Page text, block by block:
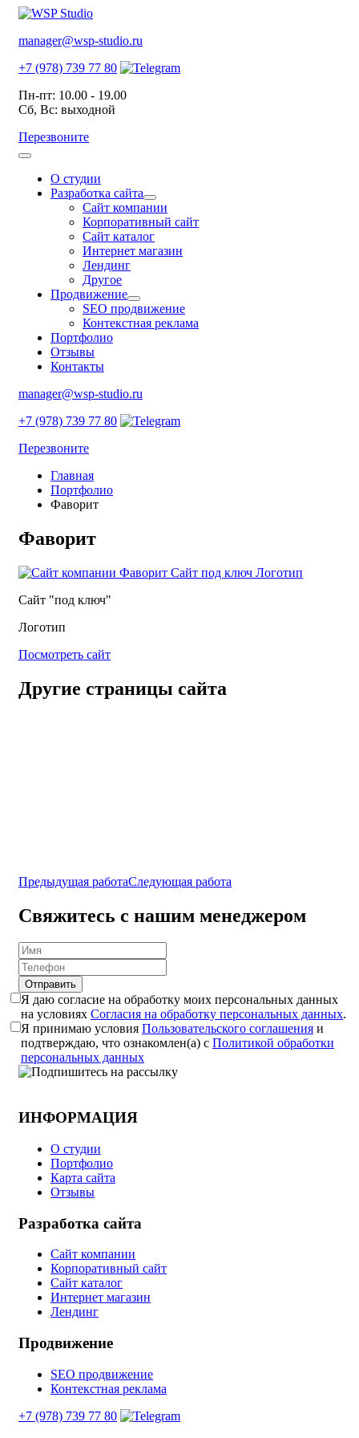
manager@wsp-studio.ru
+7 (978) 739 77 80
Пн-пт: 10.00 - 19.00
Сб, Вс: выходной
Перезвоните
О студии
Разработка сайта
Сайт компании
Корпоративный сайт
Сайт каталог
Интернет магазин
Лендинг
Другое
Продвижение
SEO продвижение
Контекстная реклама
Портфолио
Отзывы
Контакты
manager@wsp-studio.ru
+7 (978) 739 77 80
Перезвоните
Главная
Портфолио
Фаворит
Фаворит
Сайт "под ключ"
Логотип
Посмотреть сайт
Другие страницы сайта
Предыдущая работаСледующая работа
Свяжитесь с нашим менеджером
Отправить
Я даю согласие на обработку моих персональных данных
на условиях Согласия на обработку персональных данных.
Я принимаю условия Пользовательского соглашения и
подтверждаю, что ознакомлен(а) с Политикой обработки
персональных данных
ИНФОРМАЦИЯ
О студии
Портфолио
Карта сайта
Отзывы
Разработка сайта
Сайт компании
Корпоративный сайт
Сайт каталог
Интернет магазин
Лендинг
Продвижение
SEO продвижение
Контекстная реклама
+7 (978) 739 77 80